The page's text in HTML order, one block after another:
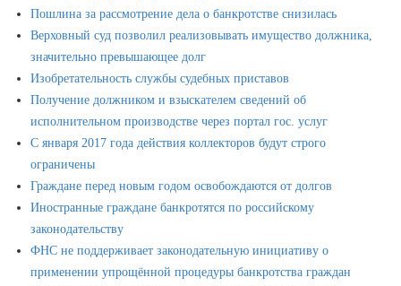
Пошлина за рассмотрение дела о банкротстве снизилась
Верховный суд позволил реализовывать имущество должника,
значительно превышающее долг
Изобретательность службы судебных приставов
Получение должником и взыскателем сведений об
исполнительном производстве через портал гос. услуг
С января 2017 года действия коллекторов будут строго
ограничены
Граждане перед новым годом освобождаются от долгов
Иностранные граждане банкротятся по российскому
законодательству
ФНС не поддерживает законодательную инициативу о
применении упрощённой процедуры банкротства граждан